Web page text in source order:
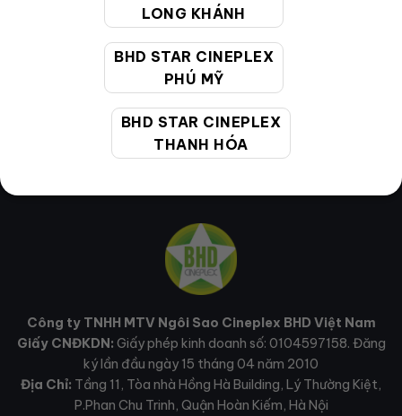
LONG KHÁNH
BHD STAR CINEPLEX
PHÚ MỸ
BHD STAR CINEPLEX
THANH HÓA
cskh@bhdstar.vn
MẠNG XÃ HỘI
Công ty TNHH MTV Ngôi Sao Cineplex BHD Việt Nam
Giấy CNĐKDN: Giấy phép kinh doanh số: 0104597158. Đăng
ký lần đầu ngày 15 tháng 04 năm 2010
Địa Chỉ: Tầng 11, Tòa nhà Hồng Hà Building, Lý Thường Kiệt,
P.Phan Chu Trinh, Quận Hoàn Kiếm, Hà Nội